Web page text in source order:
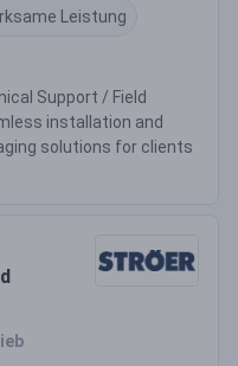
Leistung
Support / Field
installation and
solutions for clients